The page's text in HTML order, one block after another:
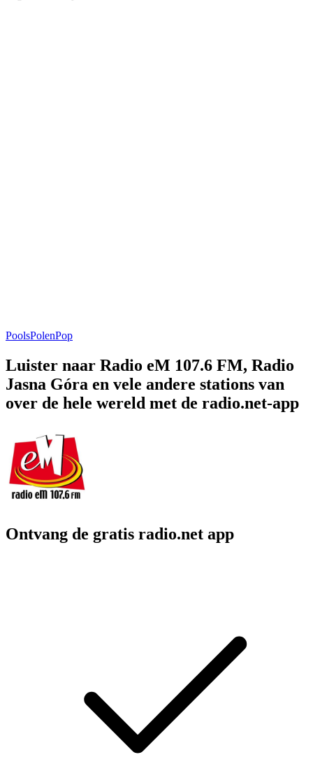
PoolsPolenPop
Luister naar Radio eM 107.6 FM, Radio
Jasna Góra en vele andere stations van
over de hele wereld met de radio.net-app
Ontvang de gratis radio.net app